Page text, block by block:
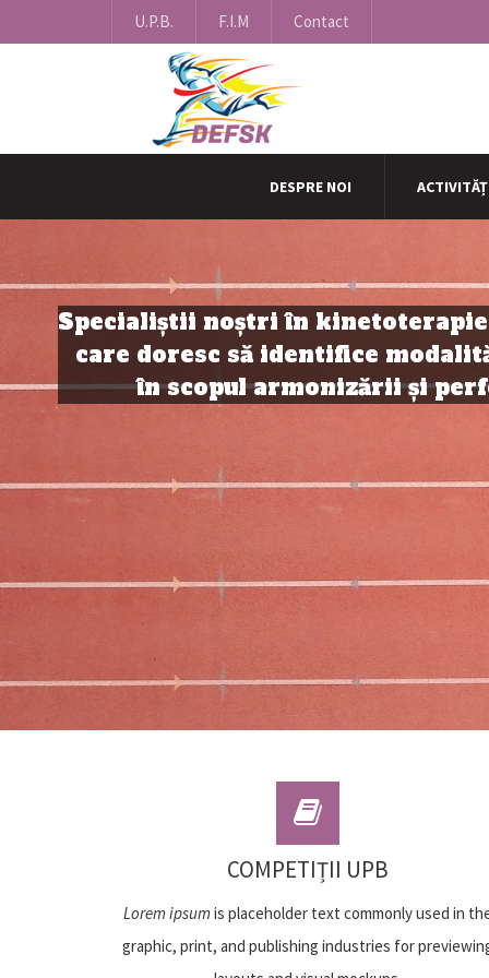
U.P.B. F.I.M Contact
DESPRE NOI
Specialiştii noştri în
care doresc să identifice
în scopul armonizării şi
COMPETIȚII UPB
Lorem ipsumis placeholder text commonly used in
graphic, print, and publishing industries for